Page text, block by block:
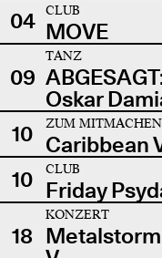
04
CLUB
MOVE
09
TANZ
Oskar
10
ZUM MITMACHEN
Caribbean
10
CLUB
Friday
18
KONZERT